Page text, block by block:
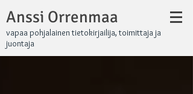
Anssi Orrenmaa
vapaa pohjalainen tietokirjailija, toimittaja ja
juontaja